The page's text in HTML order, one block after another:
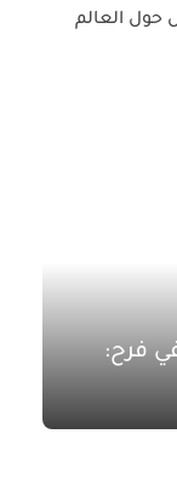
حول العالم
مع ماغي فرح: